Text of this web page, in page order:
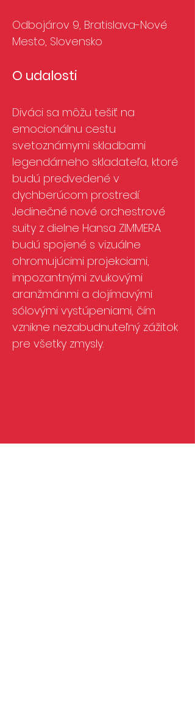
Odbojárov 9, Bratislava-Nové
Mesto, Slovensko
O udalosti
Diváci sa môžu tešiť na
emocionálnu cestu
svetoznámymi skladbami
legendárneho skladateľa, ktoré
budú predvedené v
dychberúcom prostredí.
Jedinečné nové orchestrové
suity z dielne Hansa ZIMMERA
budú spojené s vizuálne
ohromujúcimi projekciami,
impozantnými zvukovými
aranžmánmi a dojímavými
sólovými vystúpeniami, čím
vznikne nezabudnuteľný zážitok
pre všetky zmysly.